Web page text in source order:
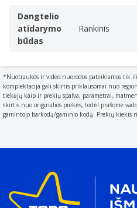
Šarnyrinis dangtelis
The lid of the device is on a
flipped open and closed
Rankinis
Energijos valdymas
Maitinimo šaltinis
What is providing power for
Energy that is produced by
2200 W
AC įėjimo įtampa
Dangtelio
atidarymo
būdas
Rankinis
*Nuotraukos ir video nuorodos pateikiamos tik
komplektacija gali skirtis priklausomai nuo
tiekėjų kaip ir prekių spalva, parametrai,
skirtis nuo originalios prekės, todėl prašome
gamintojo barkodą/gaminio kodą. Prekių kiekis